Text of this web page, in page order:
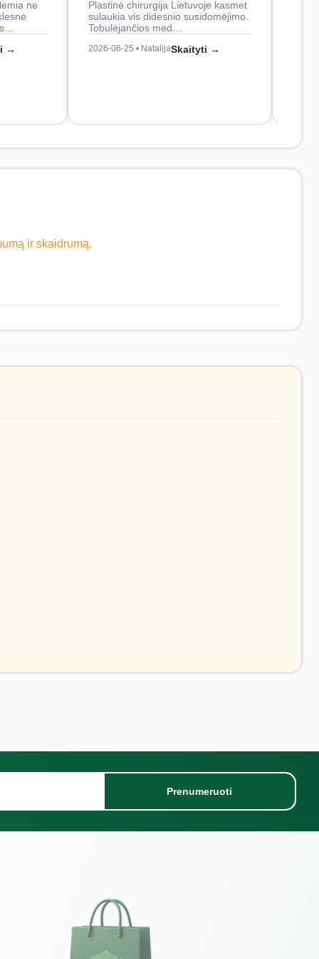
ne
→
Plastinė chirurgija Lietuvoje kasmet
sulaukia vis didesnio susidomėjimo.
Tobulėjančios med…
2026-06-25 • NatalijaSkaityti →
ir skaidrumą.
Prenumeruoti